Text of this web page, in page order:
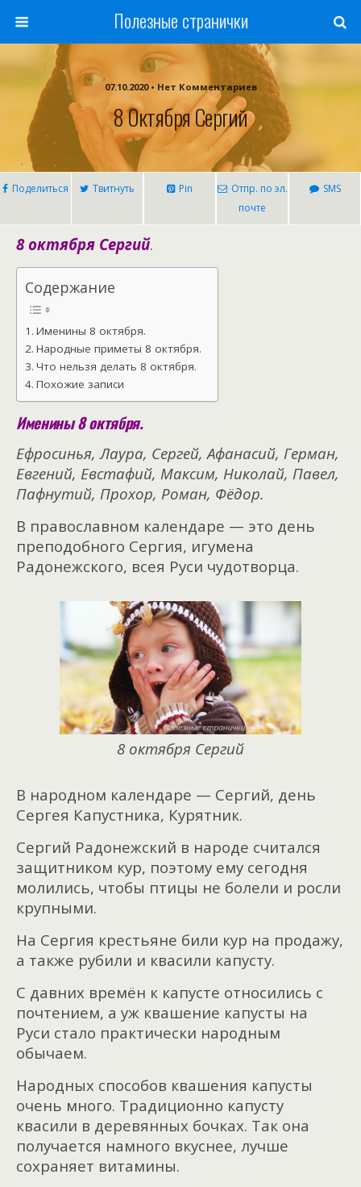
Полезные странички
07.10.2020 • Нет Комментариев
8 Октября Сергий
Поделиться Твитнуть Pin
Отпр. по эл.
почте
SMS
8 октября Сергий.
Содержание
Именины 8 октября.
Народные приметы 8 октября.
Что нельзя делать 8 октября.
Похожие записи
Именины 8 октября.
Ефросинья, Лаура, Сергей, Афанасий, Герман,
Евгений, Евстафий, Максим, Николай, Павел,
Пафнутий, Прохор, Роман, Фёдор.
В православном календаре — это день
преподобного Сергия, игумена
Радонежского, всея Руси чудотворца.
8 октября Сергий
В народном календаре — Сергий, день
Сергея Капустника, Курятник.
Сергий Радонежский в народе считался
защитником кур, поэтому ему сегодня
молились, чтобы птицы не болели и росли
крупными.
На Сергия крестьяне били кур на продажу,
а также рубили и квасили капусту.
С давних времён к капусте относились с
почтением, а уж квашение капусты на
Руси стало практически народным
обычаем.
Народных способов квашения капусты
очень много. Традиционно капусту
квасили в деревянных бочках. Так она
получается намного вкуснее, лучше
сохраняет витамины.